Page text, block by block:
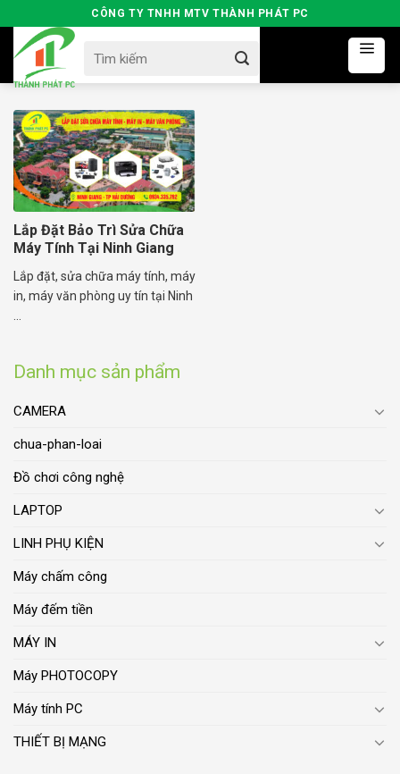
to
content
CÔNG TY TNHH MTV THÀNH PHÁT PC
for:
Danh mục sản phẩm
CAMERA
chua-phan-loai
Đồ chơi công nghệ
LAPTOP
LINH PHỤ KIỆN
Máy chấm công
Máy đếm tiền
MÁY IN
Máy PHOTOCOPY
Máy tính PC
THIẾT BỊ MẠNG
Lắp Đặt Bảo Trì Sửa Chữa
Máy Tính Tại Ninh Giang
Lắp đặt, sửa chữa máy tính, máy
in, máy văn phòng uy tín tại Ninh
...